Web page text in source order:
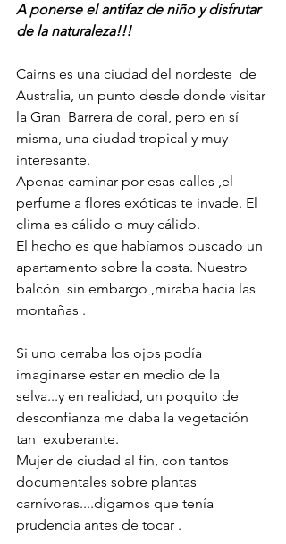
A ponerse el antifaz de niño y disfrutar
de la naturaleza!!!
Cairns es una ciudad del nordeste  de
Australia, un punto desde donde visitar
la Gran  Barrera de coral, pero en sí
misma, una ciudad tropical y muy
interesante.
Apenas caminar por esas calles ,el
perfume a flores exóticas te invade. El
clima es cálido o muy cálido.
El hecho es que habíamos buscado un
apartamento sobre la costa. Nuestro
balcón  sin embargo ,miraba hacia las
montañas .
Si uno cerraba los ojos podía
imaginarse estar en medio de la
selva...y en realidad, un poquito de
desconfianza me daba la vegetación
tan  exuberante.
Mujer de ciudad al fin, con tantos
documentales sobre plantas
carnívoras....digamos que tenía
prudencia antes de tocar .